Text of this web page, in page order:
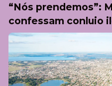
“Nós prendemos”:
confessam conluio